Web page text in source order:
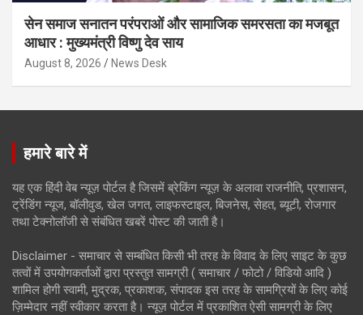
सेन समाज सनातन परंपराओं और सामाजिक समरसता का मजबूत
आधार : मुख्यमंत्री विष्णु देव साय
August 8, 2026 News Desk
हमारे बारे में
यह एक हिंदी वेब न्यूज़ पोर्टल है जिसमें ब्रेकिंग न्यूज़ के अलावा राजनीति, प्रशासन,
ट्रेंडिंग न्यूज, बॉलीवुड, खेल जगत, लाइफस्टाइल, बिजनेस, सेहत, ब्यूटी, रोजगार
तथा टेक्नोलॉजी से संबंधित खबरें पोस्ट की जाती है।
Disclaimer - समाचार से सम्बंधित किसी भी तरह के विवाद के लिए साइट के कुछ
तत्वों में उपयोगकर्ताओं द्वारा प्रस्तुत सामग्री ( समाचार / फोटो / विडियो आदि )
शामिल होगी स्वामी, मुद्रक, प्रकाशक, संपादक इस तरह के सामग्रियों के लिए कोई
ज़िम्मेदार नहीं स्वीकार करता है। न्यूज़ पोर्टल में प्रकाशित ऐसी सामग्री के लिए